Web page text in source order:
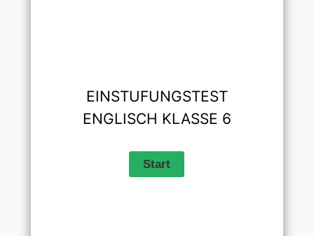
EINSTUFUNGSTEST
ENGLISCH KLASSE 6